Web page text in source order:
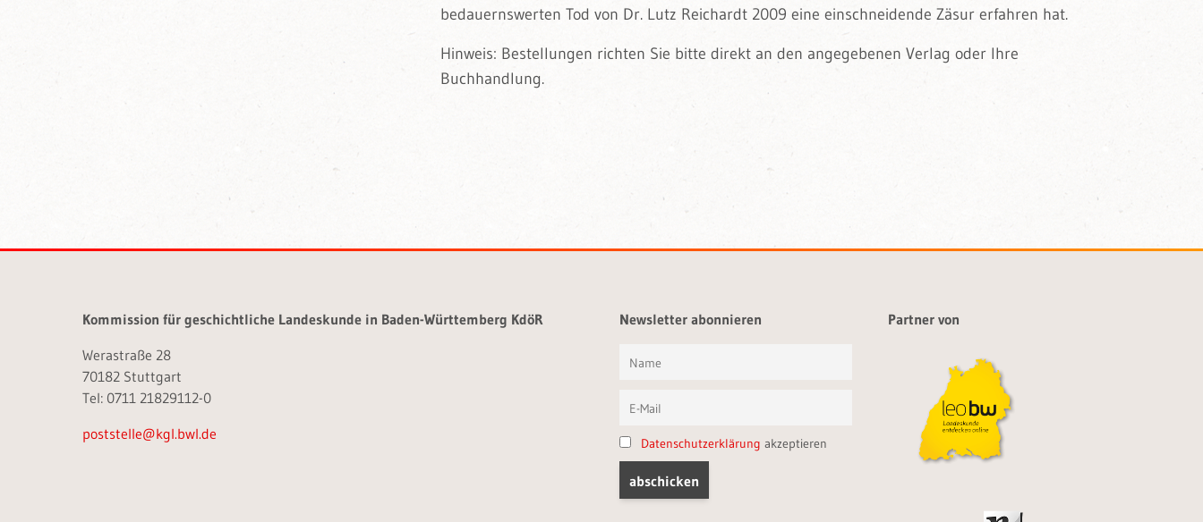
bedauernswerten Tod von Dr. Lutz Reichardt 2009 eine einschneidende Zäsur erfahren hat.
Hinweis: Bestellungen richten Sie bitte direkt an den angegebenen Verlag oder Ihre
Buchhandlung.
Kommission für geschichtliche Landeskunde in Baden-Württemberg KdöR
Werastraße 28
70182 Stuttgart
Tel: 0711 21829112-0
poststelle@kgl.bwl.de
Newsletter abonnieren
Datenschutzerklärung akzeptieren
Partner von